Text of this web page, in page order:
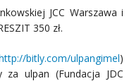
JCC Warszawa i
350 zł.
bitly.com/ulpangimel)
za ulpan (Fundacja JDC